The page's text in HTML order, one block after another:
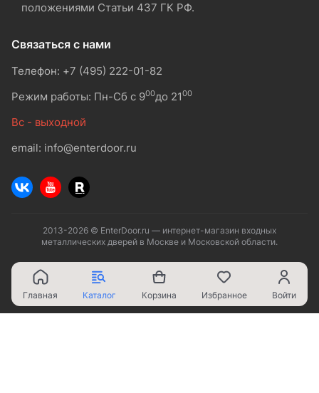
положениями Статьи 437 ГК РФ.
Связаться с нами
Телефон: +7 (495) 222-01-82
Режим работы: Пн-Сб с 900до 2100
Вс - выходной
email: info@enterdoor.ru
2013-2026 © EnterDoor.ru — интернет-магазин входных
металлических дверей в Москве и Московской области.
Главная Каталог Корзина Избранное Войти